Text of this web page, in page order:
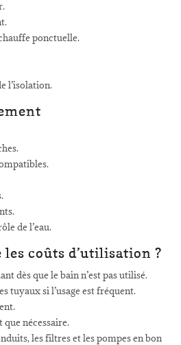
ponctuelle.
l’isolation.
de l’eau.
coûts d’utilisation ?
dès que le bain n’est pas utilisé.
tuyaux si l’usage est fréquent.
nécessaire.
les filtres et les pompes en bon